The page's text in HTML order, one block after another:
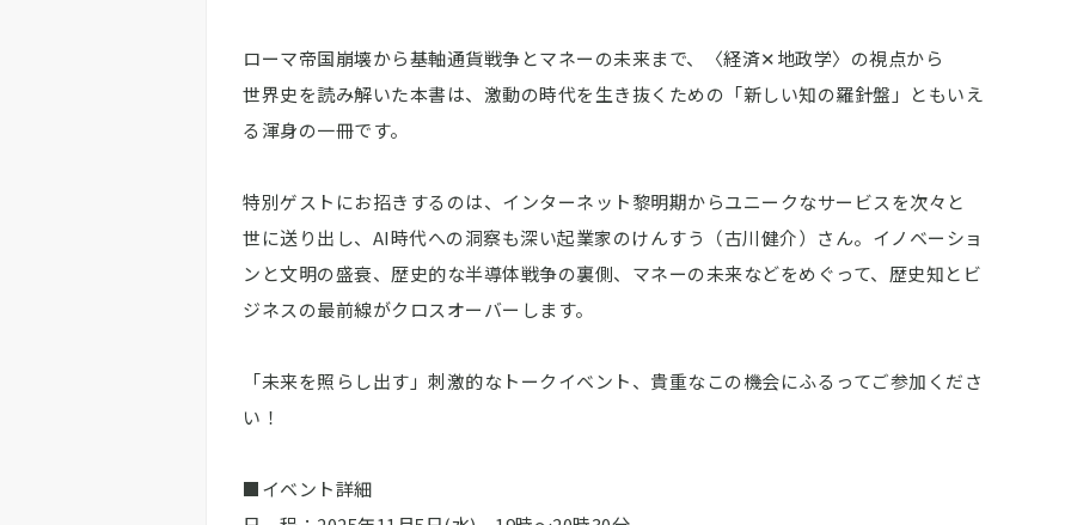
ローマ帝国崩壊から基軸通貨戦争とマネーの未来まで、〈経済✕地政学〉の視点から
世界史を読み解いた本書は、激動の時代を生き抜くための「新しい知の羅針盤」ともいえ
る渾身の一冊です。
特別ゲストにお招きするのは、インターネット黎明期からユニークなサービスを次々と
世に送り出し、AI時代への洞察も深い起業家のけんすう（古川健介）さん。イノベーショ
ンと文明の盛衰、歴史的な半導体戦争の裏側、マネーの未来などをめぐって、歴史知とビ
ジネスの最前線がクロスオーバーします。
「未来を照らし出す」刺激的なトークイベント、貴重なこの機会にふるってご参加くださ
い！
■イベント詳細